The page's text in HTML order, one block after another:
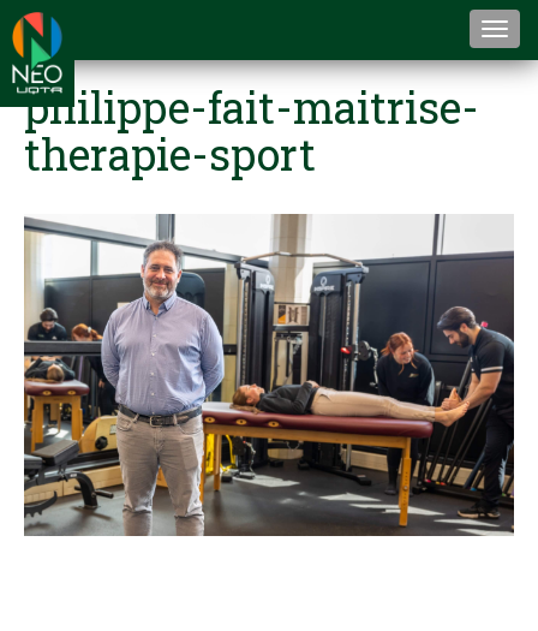
philippe-fait-maitrise-
therapie-sport